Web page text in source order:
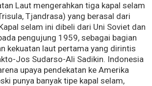
Laut mengerahkan tiga kapal selam
Tjandrasa) yang berasal dari
selam ini dibeli dari Uni Soviet dan
pengujung 1959, sebagai bagian
kekuatan laut pertama yang dirintis
Jos Sudarso-Ali Sadikin. Indonesia
upaya pendekatan ke Amerika
punya banyak tipe kapal selam,